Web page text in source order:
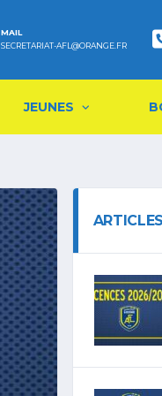
MAIL
SECRETARIAT-AFL@ORANGE.FR
JEUNES